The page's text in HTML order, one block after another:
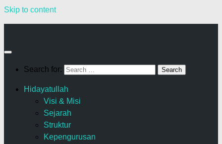
Skip to content
Search for:
Hidayatullah
Visi & Misi
Sejarah
Struktur
Kepengurusan